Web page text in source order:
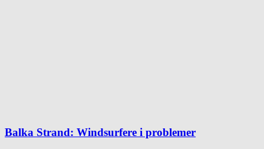
Balka Strand: Windsurfere i problemer